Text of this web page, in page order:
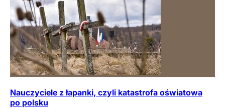
Nauczyciele z łapanki, czyli katastrofa oświatowa
po polsku